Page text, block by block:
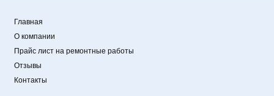
Главная
О компании
Прайс лист на ремонтные работы
Отзывы
Контакты